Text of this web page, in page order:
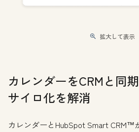
拡大して表示
カレンダーをCRMと同
サイロ化を解消
カレンダーとHubSpot Smart CRM™